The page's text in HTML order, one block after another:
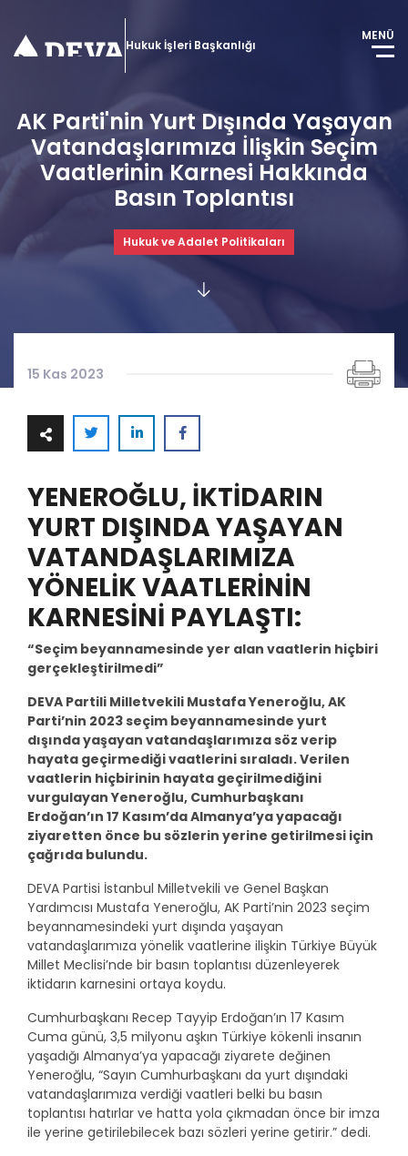
Hukuk İşleri Başkanlığı
MENÜ
AK Parti'nin Yurt Dışında Yaşayan
Vatandaşlarımıza İlişkin Seçim
Vaatlerinin Karnesi Hakkında
Basın Toplantısı
Hukuk ve Adalet Politikaları
15 Kas 2023
YENEROĞLU, İKTİDARIN
YURT DIŞINDA YAŞAYAN
VATANDAŞLARIMIZA
YÖNELİK VAATLERİNİN
KARNESİNİ PAYLAŞTI:
“Seçim beyannamesinde yer alan vaatlerin hiçbiri
gerçekleştirilmedi”
DEVA Partili Milletvekili Mustafa Yeneroğlu, AK
Parti’nin 2023 seçim beyannamesinde yurt
dışında yaşayan vatandaşlarımıza söz verip
hayata geçirmediği vaatlerini sıraladı. Verilen
vaatlerin hiçbirinin hayata geçirilmediğini
vurgulayan Yeneroğlu, Cumhurbaşkanı
Erdoğan’ın 17 Kasım’da Almanya’ya yapacağı
ziyaretten önce bu sözlerin yerine getirilmesi için
çağrıda bulundu.
DEVA Partisi İstanbul Milletvekili ve Genel Başkan
Yardımcısı Mustafa Yeneroğlu, AK Parti’nin 2023 seçim
beyannamesindeki yurt dışında yaşayan
vatandaşlarımıza yönelik vaatlerine ilişkin Türkiye Büyük
Millet Meclisi’nde bir basın toplantısı düzenleyerek
iktidarın karnesini ortaya koydu.
Cumhurbaşkanı Recep Tayyip Erdoğan’ın 17 Kasım
Cuma günü, 3,5 milyonu aşkın Türkiye kökenli insanın
yaşadığı Almanya’ya yapacağı ziyarete değinen
Yeneroğlu, “Sayın Cumhurbaşkanı da yurt dışındaki
vatandaşlarımıza verdiği vaatleri belki bu basın
toplantısı hatırlar ve hatta yola çıkmadan önce bir imza
ile yerine getirilebilecek bazı sözleri yerine getirir.” dedi.